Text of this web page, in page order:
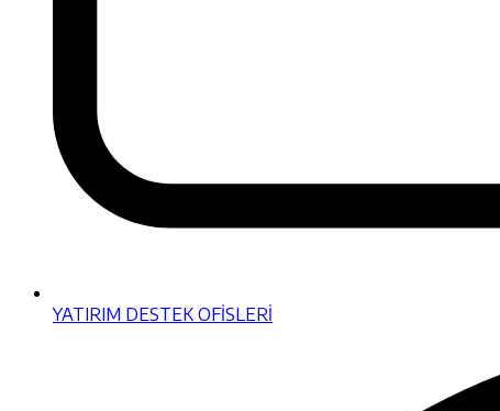
YATIRIM DESTEK OFİSLERİ